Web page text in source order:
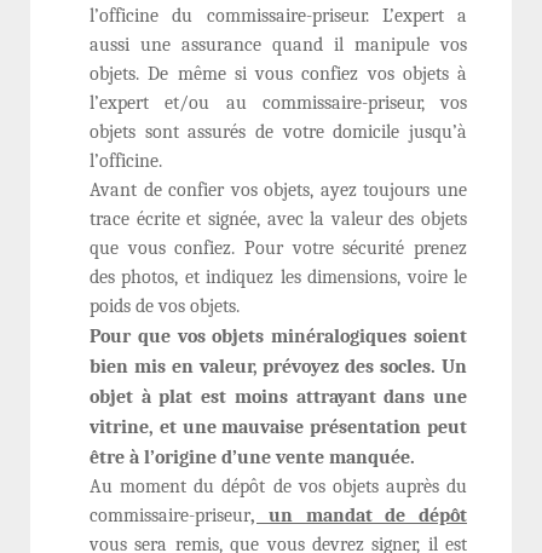
l’officine du commissaire-priseur. L’expert a
aussi une assurance quand il manipule vos
objets. De même si vous confiez vos objets à
l’expert et/ou au commissaire-priseur, vos
objets sont assurés de votre domicile jusqu’à
l’officine.
Avant de confier vos objets, ayez toujours une
trace écrite et signée, avec la valeur des objets
que vous confiez. Pour votre sécurité prenez
des photos, et indiquez les dimensions, voire le
poids de vos objets.
Pour que vos objets minéralogiques soient
bien mis en valeur, prévoyez des socles. Un
objet à plat est moins attrayant dans une
vitrine, et une mauvaise présentation peut
être à l’origine d’une vente manquée.
Au moment du dépôt de vos objets auprès du
commissaire-priseur, un mandat de dépôt
vous sera remis, que vous devrez signer, il est